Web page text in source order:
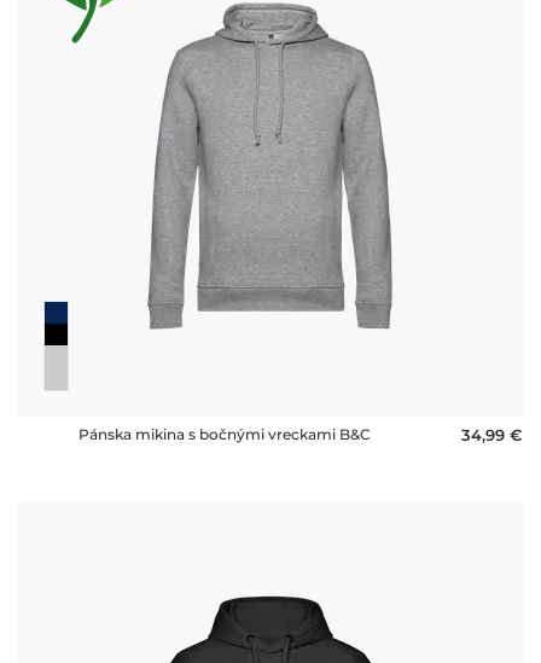
Pánska mikina s bočnými vreckami B&C 34,99 €